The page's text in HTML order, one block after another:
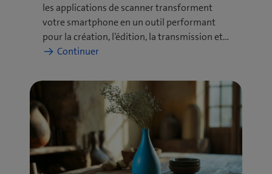
les applications de scanner transforment
votre smartphone en un outil performant
pour la création, l’édition, la transmission et…
Continuer:
avec
son
smartphone:
meilleures
applications
pour